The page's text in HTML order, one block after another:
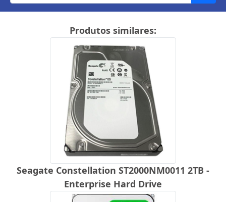
Produtos similares:
Seagate Constellation ST2000NM0011 2TB -
Enterprise Hard Drive